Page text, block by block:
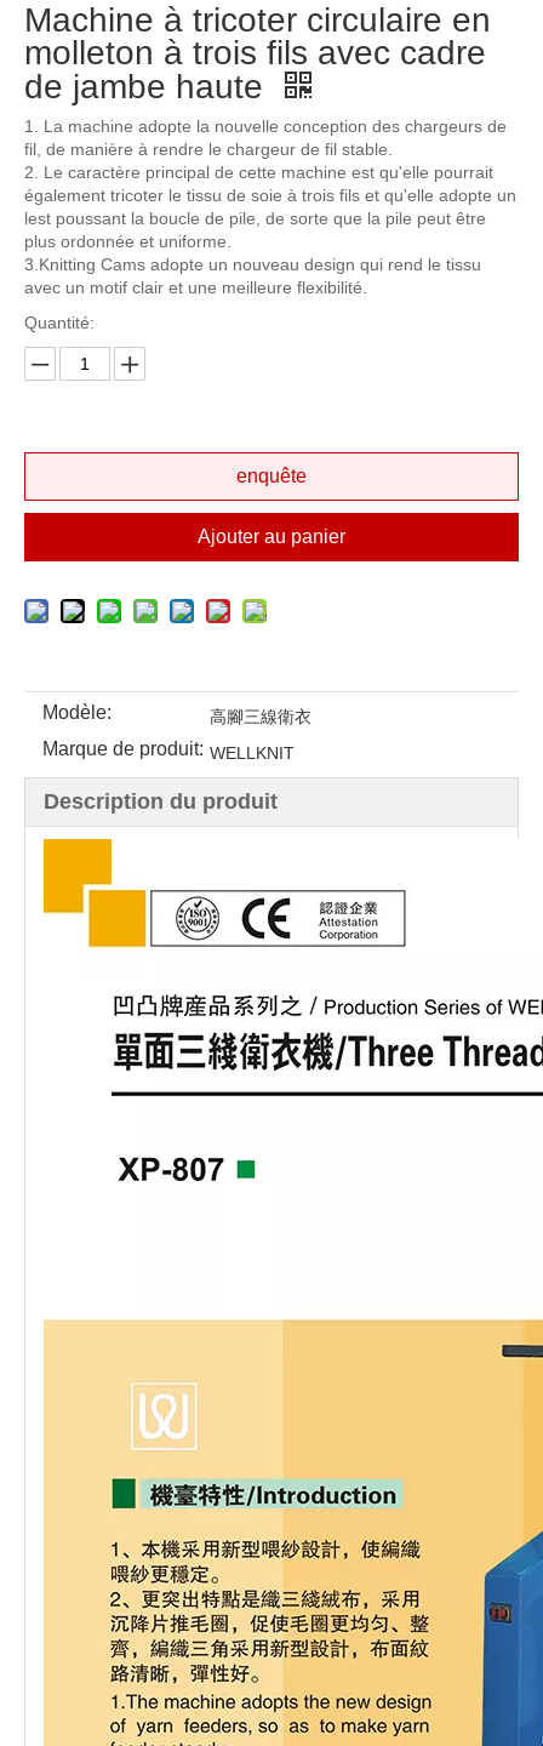
Machine à tricoter circulaire en
molleton à trois fils avec cadre
de jambe haute
1. La machine adopte la nouvelle conception des chargeurs de
fil, de manière à rendre le chargeur de fil stable.
2. Le caractère principal de cette machine est qu'elle pourrait
également tricoter le tissu de soie à trois fils et qu'elle adopte un
lest poussant la boucle de pile, de sorte que la pile peut être
plus ordonnée et uniforme.
3.Knitting Cams adopte un nouveau design qui rend le tissu
avec un motif clair et une meilleure flexibilité.
Quantité:
enquête
Ajouter au panier
Modèle: 高腳三線衛衣
Marque de produit: WELLKNIT
Description du produit